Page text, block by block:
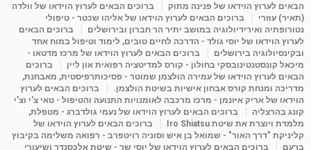
פנינה מתוק - מרכז "נתיב הלב" בהרצליה-
מדיטציה-התחדשות
Shahar-vod
הבאים לערוץ הוידאו של פנינה מתוק
ברוכים הבאים לערוץ הוידאו של וולדה
(תאיר) עוזרי
ברוכים הבאים לערוץ הוידאו של אליהו שכטר - טיפולי
נטורופתיה ואירידיולוגיה במושב יתיר הר חברון ובירושלים
ברוכים הבאים
לערוץ הוידאו של יוסי גולד - הדרכה לחיים טובים, לימוד וטיפול במוח אחד
ובקינסיולוגיה בירושלים
ברוכים הבאים לערוץ הוידאו של מרכז מדטאו -
מיכאל קונסטנטינובסקי בחולון - קורס למדיטציה רפואית און ליין
ברוכים
הבאים לערוץ הוידאו של עמירה הולצמן שמוטר - פסיכותרפיסטית, מאבחנת,
מדריכה ומנחת קורס אבחון אישיות בשיטת הולצמן.
ברוכים הבאים לערוץ
הוידאו של אריק איזנמן - מרכז מרכבה לאומנויות התנועה והטיפול - טאי צ'י וצ'י
קונג בהרצליה
ברוכים הבאים לערוץ הוידאו של נעמי גולדברג - מטפלת,
מלמדת ויוצרת את שיטת Iro Shiatsu
ברוכים הבאים לערוץ הוידאו של
קליניקת "דרך האור" - שמואל בן איש וסוניה רויטפרב - רפואה משלימה בקיבוץ
ברעם
ברוכים הבאים לערוץ הוידאו של יוסי שר - שיטת אלכסנדר ושיעורי